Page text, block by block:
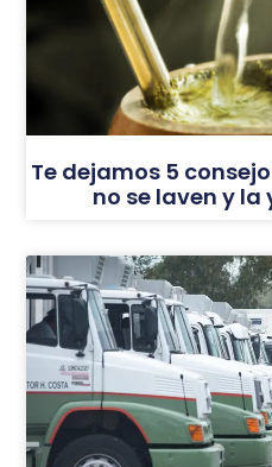
Te dejamos 5
no se laven y